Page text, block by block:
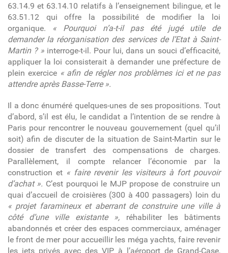
63.14.9 et 63.14.10 relatifs à l’enseignement bilingue, et le
63.51.12 qui offre la possibilité de modifier la loi
organique. « Pourquoi n’a-t-il pas été jugé utile de
demander la réorganisation des services de l’Etat à Saint-
Martin ? »interroge-t-il. Pour lui, dans un souci d’efficacité,
appliquer la loi consisterait à demander une préfecture de
plein exercice « afin de régler nos problèmes ici et ne pas
attendre après Basse-Terre ».
Il a donc énuméré quelques-unes de ses propositions. Tout
d’abord, s’il est élu, le candidat a l’intention de se rendre à
Paris pour rencontrer le nouveau gouvernement (quel qu’il
soit) afin de discuter de la situation de Saint-Martin sur le
dossier de transfert des compensations de charges.
Parallèlement, il compte relancer l’économie par la
construction et « faire revenir les visiteurs à fort pouvoir
d’achat ». C’est pourquoi le MJP propose de construire un
quai d’accueil de croisières (300 à 400 passagers) loin du
« projet faramineux et aberrant de construire une ville à
côté d’une ville existante », réhabiliter les bâtiments
abandonnés et créer des espaces commerciaux, aménager
le front de mer pour accueillir les méga yachts, faire revenir
les jets privés avec des VIP à l’aéroport de Grand-Case,